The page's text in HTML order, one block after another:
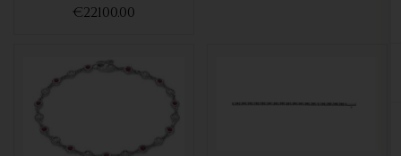
€22100.00